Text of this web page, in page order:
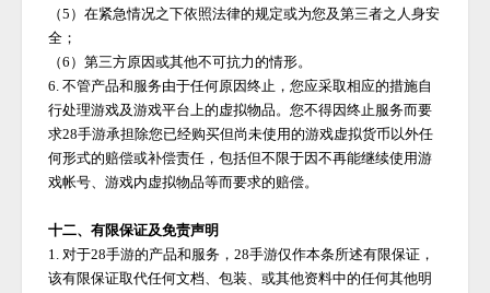
（5）在紧急情况之下依照法律的规定或为您及第三者之人身安
全；
（6）第三方原因或其他不可抗力的情形。
6. 不管产品和服务由于任何原因终止，您应采取相应的措施自
行处理游戏及游戏平台上的虚拟物品。您不得因终止服务而要
求28手游承担除您已经购买但尚未使用的游戏虚拟货币以外任
何形式的赔偿或补偿责任，包括但不限于因不再能继续使用游
戏帐号、游戏内虚拟物品等而要求的赔偿。
十二、有限保证及免责声明
1. 对于28手游的产品和服务，28手游仅作本条所述有限保证，
该有限保证取代任何文档、包装、或其他资料中的任何其他明